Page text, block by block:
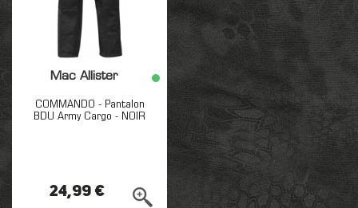
Mac Allister
COMMANDO - Pantalon
BDU Army Cargo - NOIR
24,99 €